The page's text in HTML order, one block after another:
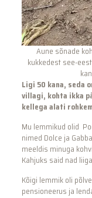
Aune sõnade
kukkedest see-
Ligi 50 kana, seda
villagi, kohta ikka
kellega alati
Mu lemmikud olid
nimed Dolce ja
meeldis minuga
Kahjuks said nad
Kõigi lemmik oli
pensioneerus ja